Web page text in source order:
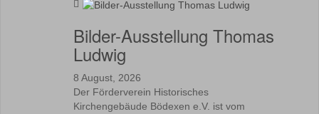
Bilder-Ausstellung Thomas
Ludwig
8 August, 2026
Der Förderverein Historisches
Kirchengebäude Bödexen e.V. ist vom